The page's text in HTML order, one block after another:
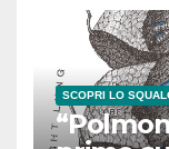
SCOPRI LO